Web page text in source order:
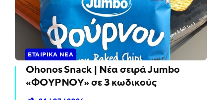
ΕΤΑΙΡΙΚΆ ΝΈΑ
Ohonos Snack | Νέα σειρά Jumbo
«ΦΟΥΡΝΟΥ» σε 3 κωδικούς